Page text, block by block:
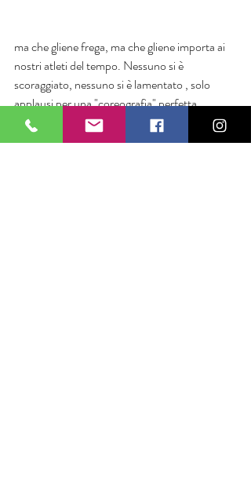
ma che gliene frega, ma che gliene importa ai
nostri atleti del tempo. Nessuno si è
scoraggiato, nessuno si è lamentato , solo
applausi per una "coreografia" perfetta.
Alla prossima puntata...
Rossana.